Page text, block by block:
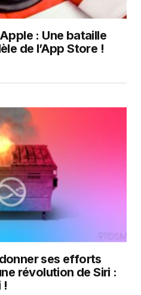
: Une bataille
de l’App Store !
ses efforts
révolution de Siri :
!